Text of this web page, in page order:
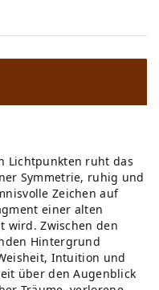
Lichtpunkten ruht das
Symmetrie, ruhig und
Zeichen auf
einer alten
wird. Zwischen den
Hintergrund
Intuition und
über den Augenblick